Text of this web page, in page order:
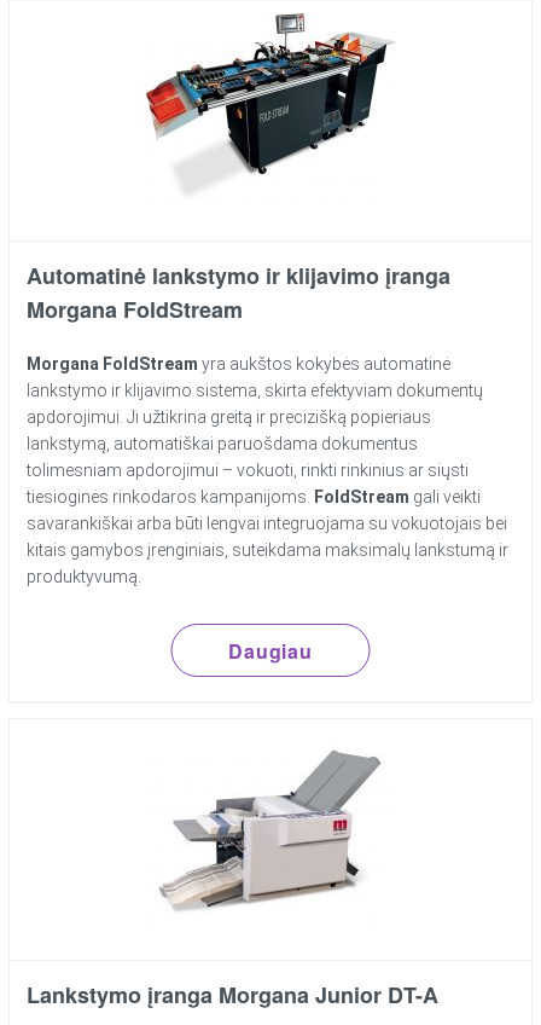
Automatinė lankstymo ir klijavimo įranga
Morgana FoldStream
Morgana FoldStream yra aukštos kokybės automatinė
lankstymo ir klijavimo sistema, skirta efektyviam dokumentų
apdorojimui. Ji užtikrina greitą ir precizišką popieriaus
lankstymą, automatiškai paruošdama dokumentus
tolimesniam apdorojimui – vokuoti, rinkti rinkinius ar siųsti
tiesioginės rinkodaros kampanijoms.
FoldStream gali veikti
savarankiškai arba būti lengvai integruojama su vokuotojais bei
kitais gamybos įrenginiais, suteikdama maksimalų lankstumą ir
produktyvumą.
Daugiau
Lankstymo įranga Morgana Junior DT-A